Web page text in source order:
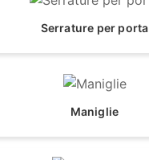
Serrature per porta
Maniglie